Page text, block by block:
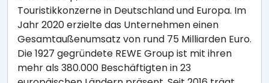
Touristikkonzerne in Deutschland und Europa. Im
Jahr 2020 erzielte das Unternehmen einen
Gesamtaußenumsatz von rund 75 Milliarden Euro.
Die 1927 gegründete REWE Group ist mit ihren
mehr als 380.000 Beschäftigten in 23